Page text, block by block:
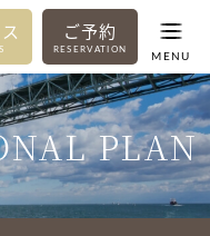
ご予約
RESERVATION MENU
PLAN